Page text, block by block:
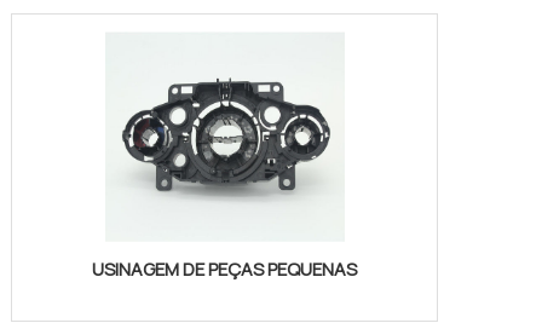
USINAGEM DE PEÇAS PEQUENAS